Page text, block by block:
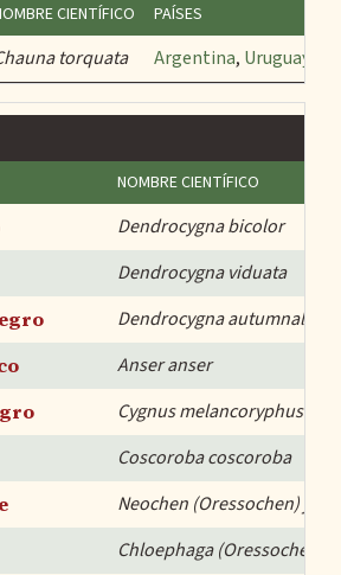
CIENTÍFICO PAÍSES
torquata Argentina, Uruguay
NOMBRE CIENTÍFICO
Dendrocygna bicolor
Dendrocygna viduata
Dendrocygna autumnalis
Anser anser
Cygnus melancoryphus
Coscoroba coscoroba
Neochen (Oressochen)
Chloephaga (Oressochen)